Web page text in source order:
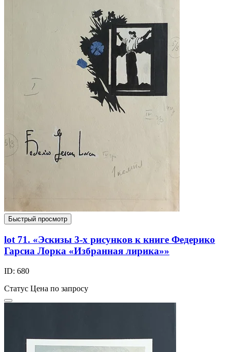
Быстрый просмотр
lot 71. «Эскизы 3-х рисунков к книге Федерико
Гарсиа Лорка «Избранная лирика»»
ID: 680
Статус Цена по запросу